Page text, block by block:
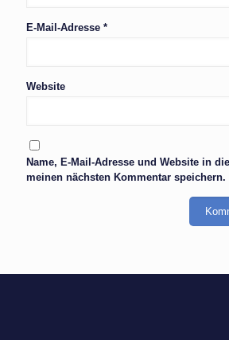
E-Mail-Adresse *
Website
Name, E-Mail-Adresse und Website in
meinen nächsten Kommentar speichern.